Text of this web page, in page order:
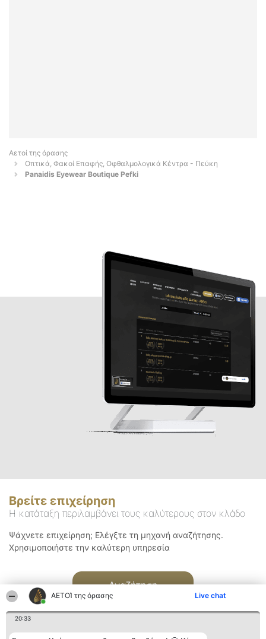
ΑΕΤΟΊ της όρασης Live chat
20:33
Αετοί της όρασης
Οπτικά, Φακοί Επαφής, Οφθαλμολογικά Κέντρα - Πεύκη
Panaidis Eyewear Boutique Pefki
Βρείτε επιχείρηση
Η κατάταξη περιλαμβάνει τους καλύτερους στον κλάδο
Ψάχνετε επιχείρηση; Ελέγξτε τη μηχανή αναζήτησης.
Χρησιμοποιήστε την καλύτερη υπηρεσία
Αναζήτηση